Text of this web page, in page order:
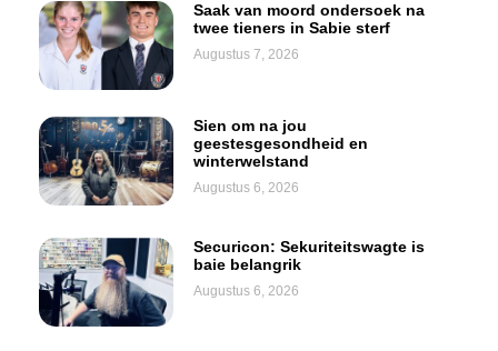
Saak van moord ondersoek na
twee tieners in Sabie sterf
Augustus 7, 2026
Sien om na jou
geestesgesondheid en
winterwelstand
Augustus 6, 2026
Securicon: Sekuriteitswagte is
baie belangrik
Augustus 6, 2026